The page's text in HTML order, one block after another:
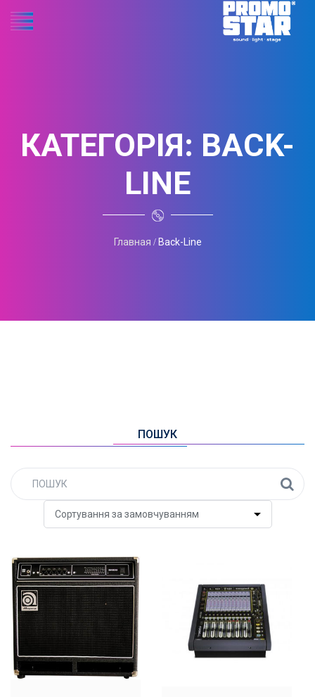
КАТЕГОРІЯ: BACK-
LINE
Главная Back-Line
ПОШУК